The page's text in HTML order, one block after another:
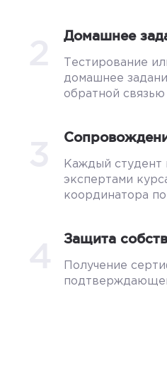
Домашнее
Тестирование
домашнее
обратной связью
Каждый студент
экспертами
координатора
Защита
Получение